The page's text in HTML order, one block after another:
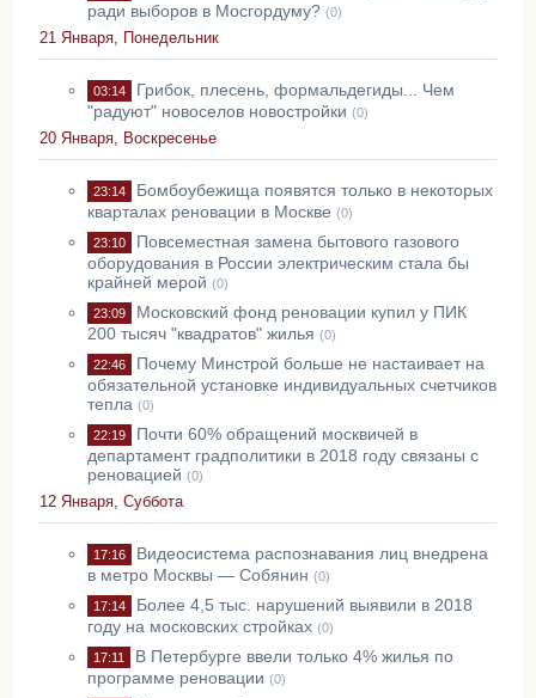
ради выборов в Мосгордуму? (0)
21 Января, Понедельник
03:14
Грибок, плесень, формальдегиды... Чем
"радуют" новоселов новостройки (0)
20 Января, Воскресенье
23:14
Бомбоубежища появятся только в некоторых
кварталах реновации в Москве (0)
23:10
Повсеместная замена бытового газового
оборудования в России электрическим стала бы
крайней мерой (0)
23:09
Московский фонд реновации купил у ПИК
200 тысяч "квадратов" жилья (0)
22:46
Почему Минстрой больше не настаивает на
обязательной установке индивидуальных счетчиков
тепла (0)
22:19
Почти 60% обращений москвичей в
департамент градполитики в 2018 году связаны с
реновацией (0)
12 Января, Суббота
17:16
Видеосистема распознавания лиц внедрена
в метро Москвы — Собянин (0)
17:14
Более 4,5 тыс. нарушений выявили в 2018
году на московских стройках (0)
17:11
В Петербурге ввели только 4% жилья по
программе реновации (0)